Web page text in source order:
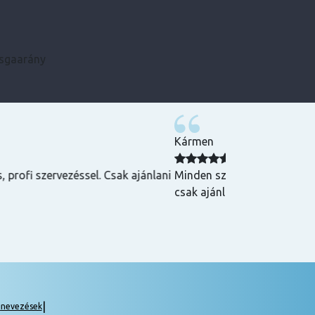
ajánlani Minden szükséges infót előre megkaptam,
csak ajánlani tudom! ☺️
|